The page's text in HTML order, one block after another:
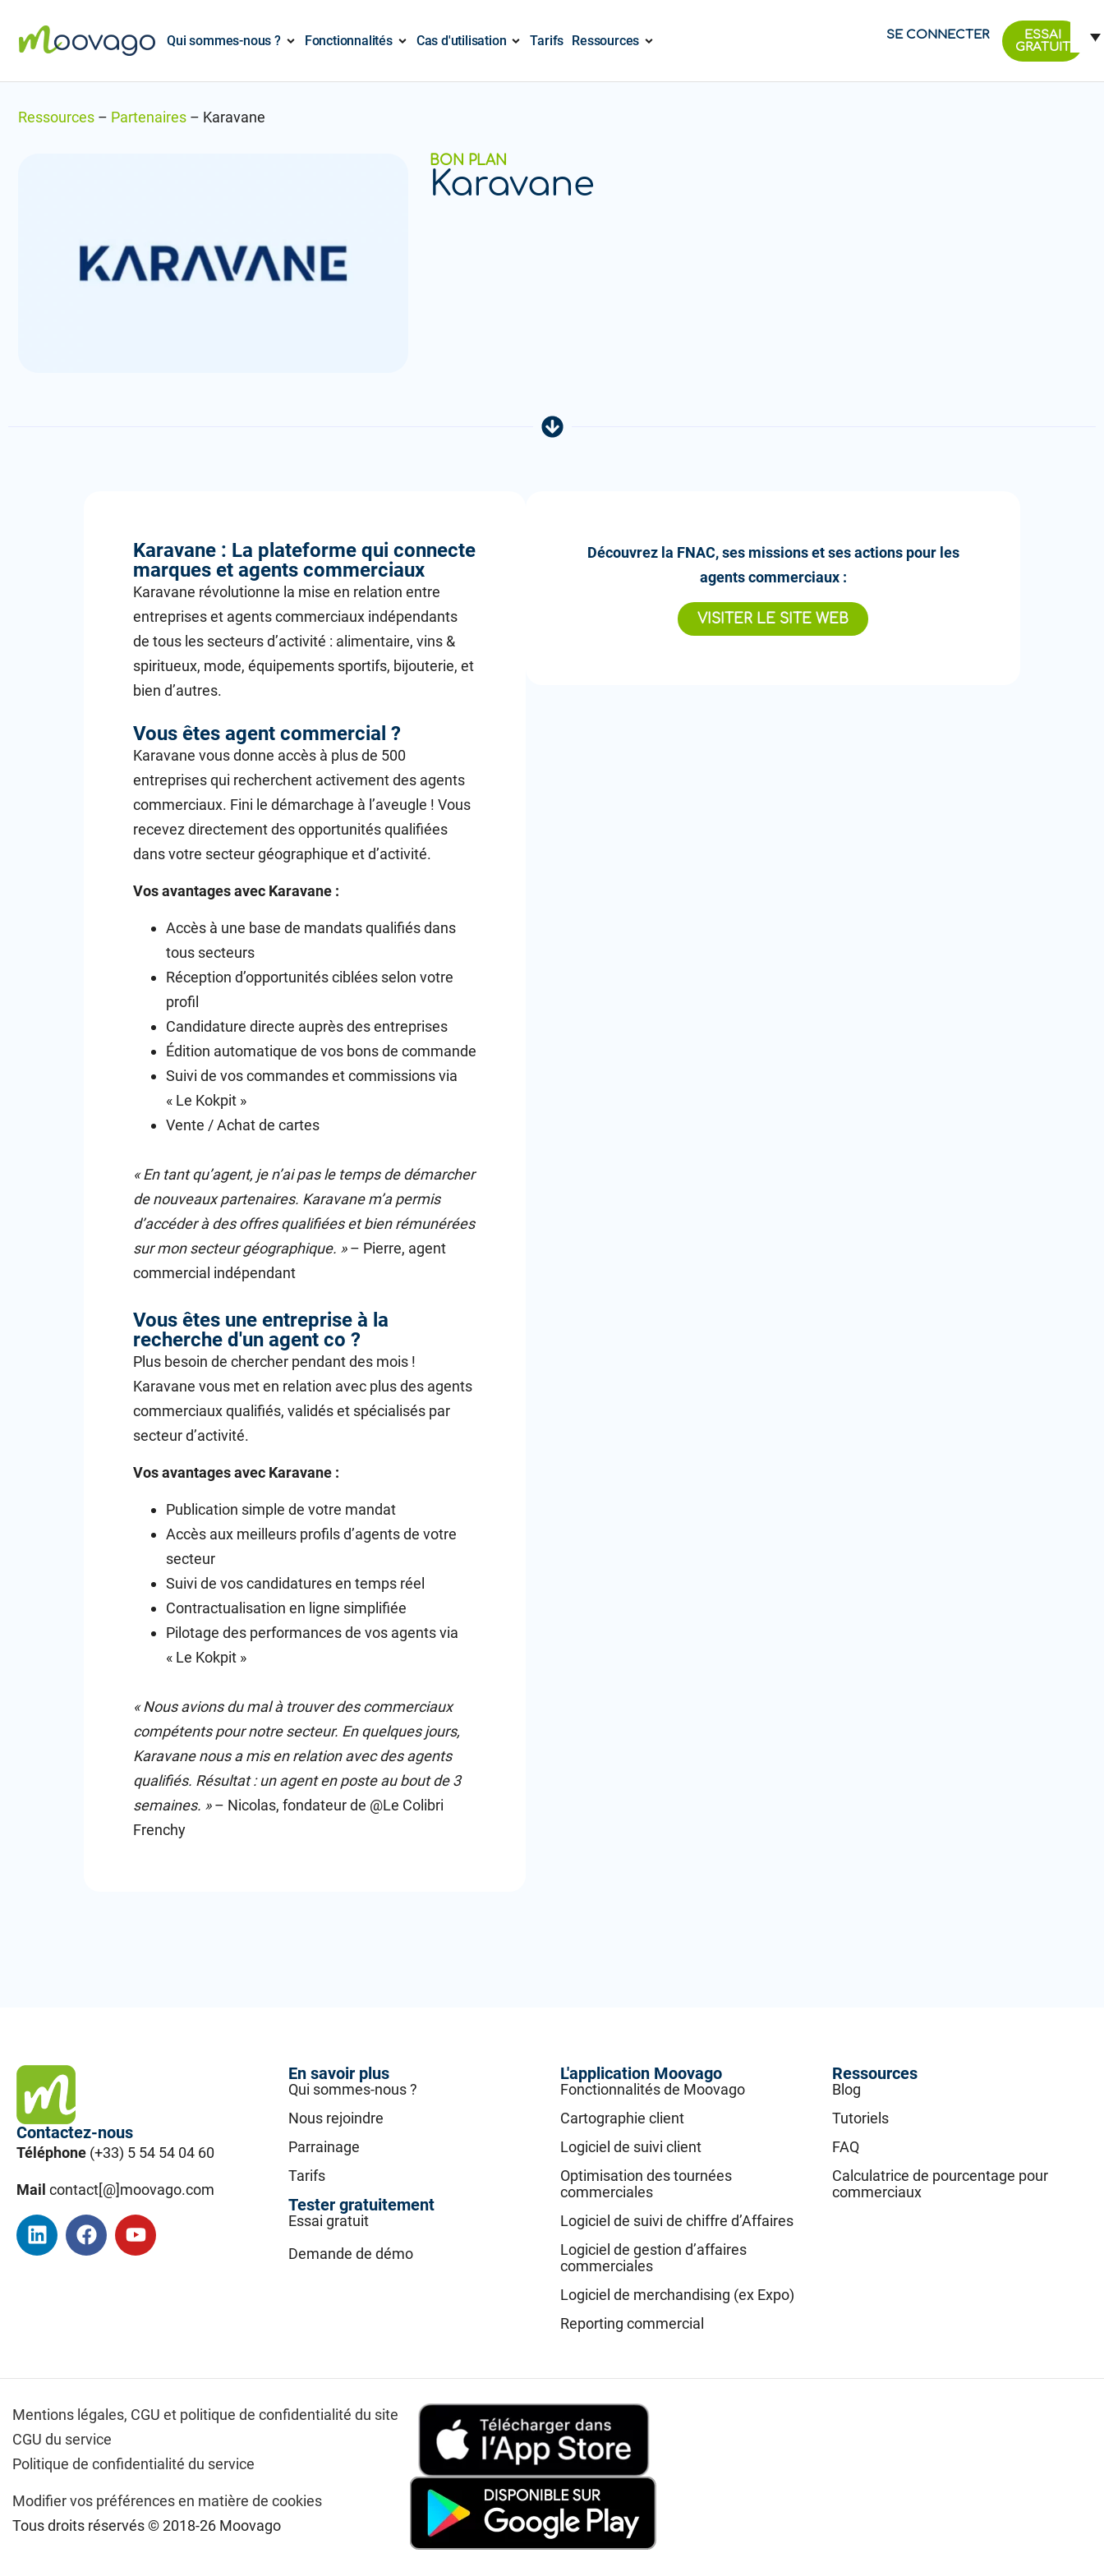
Qui sommes-nous ? Fonctionnalités Cas d'utilisation Tarifs Ressources SE CONNECTER
ESSAI
GRATUIT
Ressources – Partenaires – Karavane
BON PLAN
Karavane
Karavane : La plateforme qui connecte
marques et agents commerciaux
Karavane révolutionne la mise en relation entre
entreprises et agents commerciaux indépendants
de tous les secteurs d’activité : alimentaire, vins &
spiritueux, mode, équipements sportifs, bijouterie, et
bien d’autres.
Vous êtes agent commercial ?
Karavane vous donne accès à plus de 500
entreprises qui recherchent activement des agents
commerciaux. Fini le démarchage à l’aveugle ! Vous
recevez directement des opportunités qualifiées
dans votre secteur géographique et d’activité.
Vos avantages avec Karavane :
Accès à une base de mandats qualifiés dans
tous secteurs
Réception d’opportunités ciblées selon votre
profil
Candidature directe auprès des entreprises
Édition automatique de vos bons de commande
Suivi de vos commandes et commissions via
« Le Kokpit »
Vente / Achat de cartes
« En tant qu’agent, je n’ai pas le temps de démarcher
de nouveaux partenaires. Karavane m’a permis
d’accéder à des offres qualifiées et bien rémunérées
sur mon secteur géographique. »– Pierre, agent
commercial indépendant
Vous êtes une entreprise à la
recherche d'un agent co ?
Plus besoin de chercher pendant des mois !
Karavane vous met en relation avec plus des agents
commerciaux qualifiés, validés et spécialisés par
secteur d’activité.
Vos avantages avec Karavane :
Publication simple de votre mandat
Accès aux meilleurs profils d’agents de votre
secteur
Suivi de vos candidatures en temps réel
Contractualisation en ligne simplifiée
Pilotage des performances de vos agents via
« Le Kokpit »
« Nous avions du mal à trouver des commerciaux
compétents pour notre secteur. En quelques jours,
Karavane nous a mis en relation avec des agents
qualifiés. Résultat : un agent en poste au bout de 3
semaines. »– Nicolas, fondateur de @Le Colibri
Frenchy
Découvrez la FNAC, ses missions et ses actions pour les
agents commerciaux :
VISITER LE SITE WEB
Contactez-nous
Téléphone (+33) 5 54 54 04 60
Mail contact[@]moovago.com
En savoir plus
Qui sommes-nous ?
Nous rejoindre
Parrainage
Tarifs
Tester gratuitement
Essai gratuit
Demande de démo
L'application Moovago
Fonctionnalités de Moovago
Cartographie client
Logiciel de suivi client
Optimisation des tournées
commerciales
Logiciel de suivi de chiffre d’Affaires
Logiciel de gestion d’affaires
commerciales
Logiciel de merchandising (ex Expo)
Reporting commercial
Ressources
Blog
Tutoriels
FAQ
Calculatrice de pourcentage pour
commerciaux
Mentions légales, CGU et politique de confidentialité du site
CGU du service
Politique de confidentialité du service
Modifier vos préférences en matière de cookies
Tous droits réservés © 2018-26 Moovago